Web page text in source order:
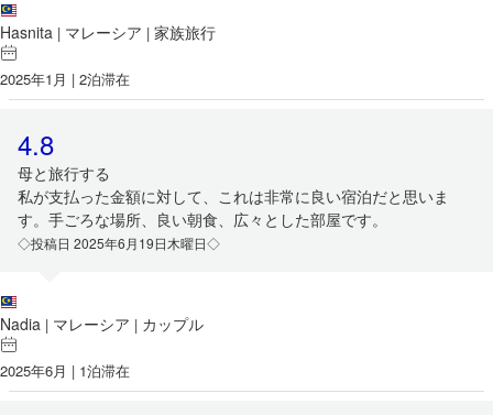
Hasnita | マレーシア | 家族旅行
2025年1月 | 2泊滞在
4.8
母と旅行する
私が支払った金額に対して、これは非常に良い宿泊だと思いま
す。手ごろな場所、良い朝食、広々とした部屋です。
◇投稿日 2025年6月19日木曜日◇
Nadia | マレーシア | カップル
2025年6月 | 1泊滞在